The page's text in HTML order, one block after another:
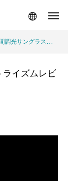
ラストライズムレビュー編
ライズムレビ